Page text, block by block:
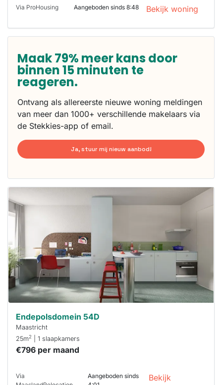
Via ProHousing Aangeboden sinds 8:48 Bekijk woning
Maak 79% meer kans door
binnen 15 minuten te
reageren.
Ontvang als allereerste nieuwe woning meldingen
van meer dan 1000+ verschillende makelaars via
de Stekkies-app of email.
Ja, stuur mij nieuw aanbod!
maken moet je
binnen 15
minuten
reageren.
Stekkies helpt
je hierbij!
Endepolsdomein 54D
Maastricht
25m2 | 1 slaapkamers
€796 per maand
Via
Aangeboden sinds
Bekijk